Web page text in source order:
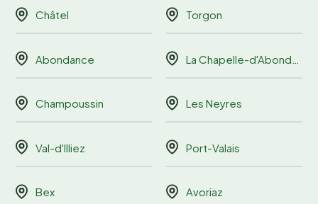
Châtel Torgon
Abondance La Chapelle-d'Abondance
Champoussin Les Neyres
Val-d'Illiez Port-Valais
Bex Avoriaz